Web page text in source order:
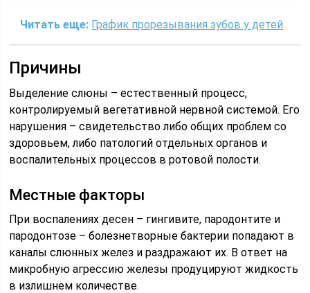
Читать еще: График прорезывания зубов у детей
Причины
Выделение слюны – естественный процесс,
контролируемый вегетативной нервной системой. Его
нарушения – свидетельство либо общих проблем со
здоровьем, либо патологий отдельных органов и
воспалительных процессов в ротовой полости.
Местные факторы
При воспалениях десен – гингивите, пародонтите и
пародонтозе – болезнетворные бактерии попадают в
каналы слюнных желез и раздражают их. В ответ на
микробную агрессию железы продуцируют жидкость
в излишнем количестве.